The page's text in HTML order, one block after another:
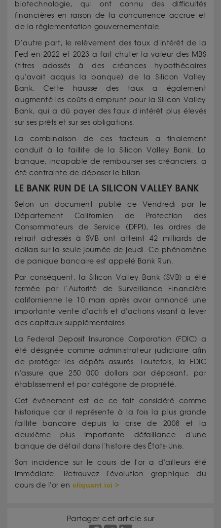
biotechnologie, qui ont connu des difficultés
financières en raison de la concurrence accrue et
de la réglementation gouvernementale.
D’autre part, le relèvement des taux d'intérêt de la
Fed en 2022 et 2023 a fait chuter la valeur des MBS
(titres adossés à des créances hypothécaires
qu'avait acquis la banque) de la Silicon Valley
Bank. Cette hausse des taux a également
augmenté les coûts d'emprunt pour la Silicon Valley
Bank, qui a dû payer des taux d'intérêt plus élevés
sur ses prêts et sur ses obligations.
La combinaison de ces facteurs a finalement
conduit à la faillite de la Silicon Valley Bank. La
banque, incapable de rembourser ses créanciers, a
été contrainte de déposer le bilan.
LE BANK RUN DE LA SILICON VALLEY BANK
Selon un document publié ce Vendredi par le
Département Californien de Protection des
Consommateurs de Service (DFPI), les ordres de
retrait adressés à SVB ont atteint 42 milliards de
dollars sur la seule journée de jeudi. Ce phénomène
de panique bancaire est appelé Bank Run.
Par conséquent, la Silicon Valley Bank (SVB) a été
fermée par l’Autorité de Surveillance Financière
californienne le 10 mars après avoir annoncé une
importante vente d'actifs et d'actions visant à lever
des capitaux supplémentaires.
La Federal Deposit Insurance Corporation (FDIC) a
été désignée comme administrateur judiciaire afin
de protéger les dépôts assurés. Toutefois, la FDIC
n'assure que 250 000 dollars par déposant, par
établissement et par catégorie de propriété.
Cet événement est de ce fait considéré comme
historique car il représente à la fois la plus grande
faillite bancaire depuis la crise de 2008 et la
deuxième plus importante défaillance d'une
banque de détail dans l'histoire des États-Unis.
Son incidence sur le cours de l'or a d'ailleurs été
immédiate. Retrouvez l'évolution graphique du
cours de l'or en cliquant ici >
Partager cet article sur